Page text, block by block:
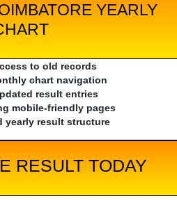
YEARLY
to old records
chart navigation
result entries
mobile-friendly pages
yearly result structure
RESULT TODAY